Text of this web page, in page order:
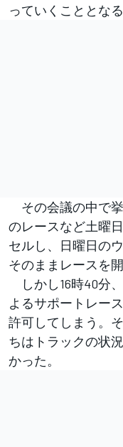
っていくこととなる
その会議の中で
のレースなど土曜
セルし、日曜日の
そのままレースを
しかし16時40分
よるサポートレー
許可してしまう。
ちはトラックの状
かった。